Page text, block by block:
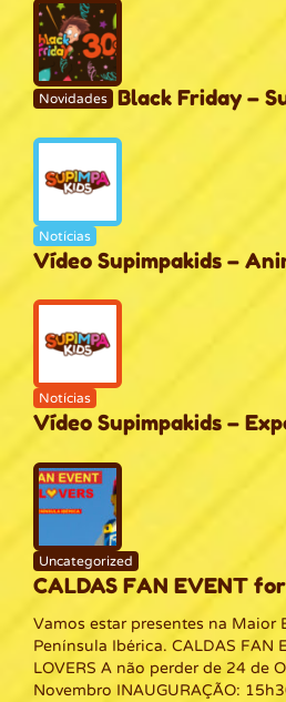
Novidades Black Friday –
Notícias
Vídeo Supimpakids –
Notícias
Vídeo Supimpakids –
Uncategorized
CALDAS FAN EVENT
Vamos estar presentes na Maior
Península Ibérica. CALDAS FAN
LOVERS A não perder de 24 de
Novembro INAUGURAÇÃO: